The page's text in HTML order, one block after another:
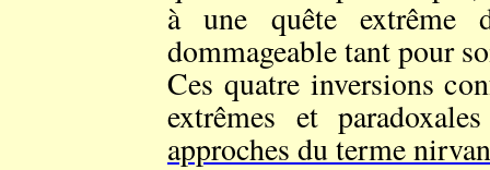
à une quête extrême
dommageable tant pour
Ces quatre inversions
extrêmes et
approches du terme